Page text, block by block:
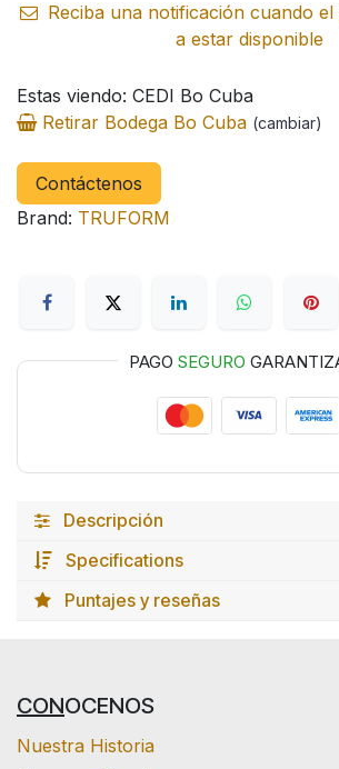
Reciba una notificación cuando
a estar disponible
Estas viendo: CEDI Bo Cuba
Retirar Bodega Bo Cuba (cambiar)
Contáctenos
Brand: TRUFORM
PAGO SEGURO
Descripción
Specifications
Puntajes y reseñas
CONOCENOS
Nuestra Historia